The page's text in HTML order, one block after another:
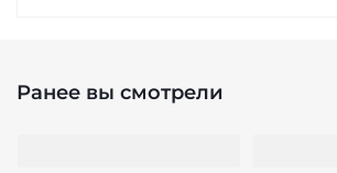
Ранее вы смотрели